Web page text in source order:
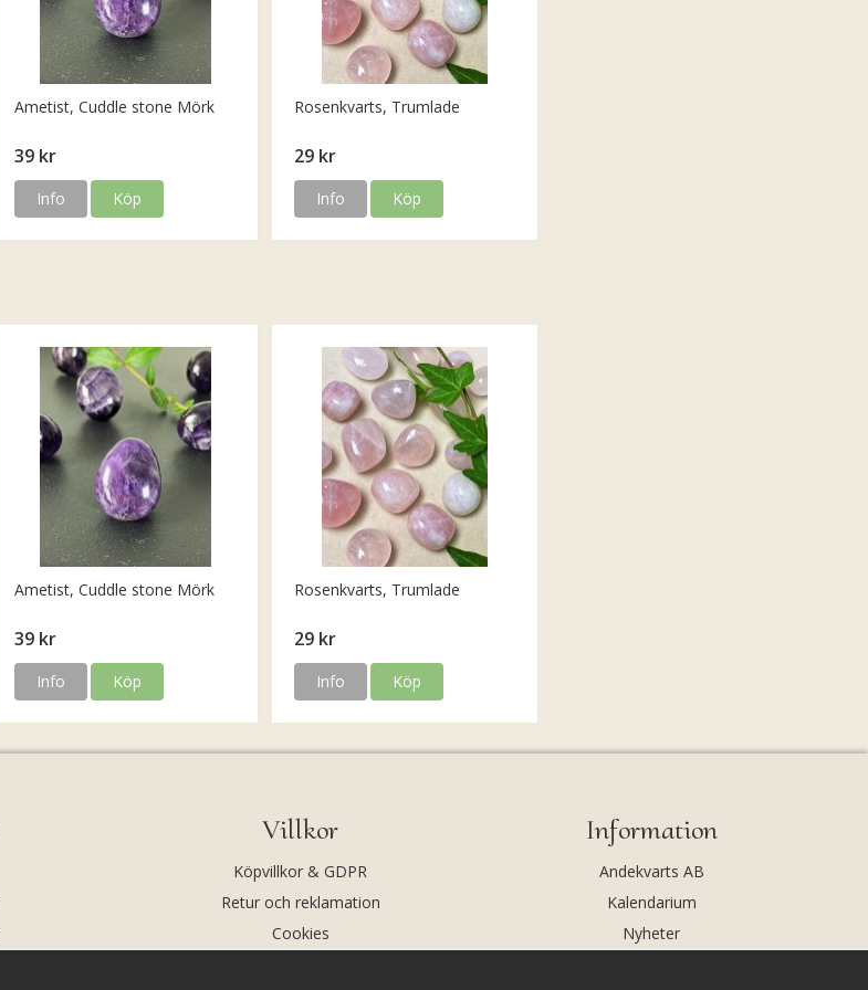
Ametist, Cuddle stone Mörk
39 kr
Info Köp
Rosenkvarts, Trumlade
29 kr
Info Köp
Ametist, Cuddle stone Mörk
39 kr
Info Köp
Rosenkvarts, Trumlade
29 kr
Info Köp
Villkor
Köpvillkor & GDPR
Retur och reklamation
Cookies
Information
Andekvarts AB
Kalendarium
Nyheter